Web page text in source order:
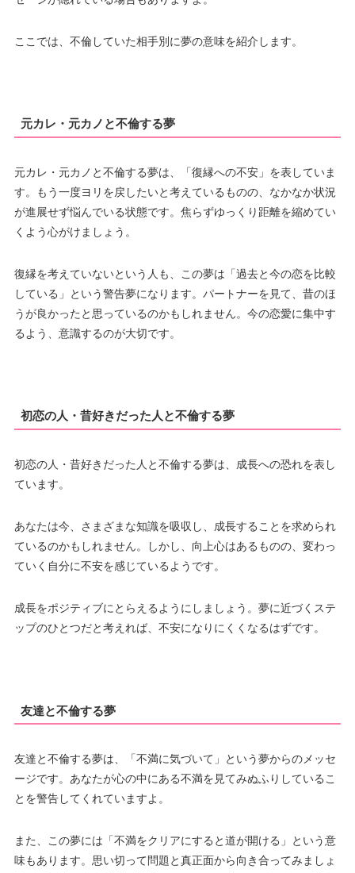
ここでは、不倫していた相手別に夢の意味を紹介します。
元カレ・元カノと不倫する夢
元カレ・元カノと不倫する夢は、「復縁への不安」を表していま
す。もう一度ヨリを戻したいと考えているものの、なかなか状況
が進展せず悩んでいる状態です。焦らずゆっくり距離を縮めてい
くよう心がけましょう。
復縁を考えていないという人も、この夢は「過去と今の恋を比較
している」という警告夢になります。パートナーを見て、昔のほ
うが良かったと思っているのかもしれません。今の恋愛に集中す
るよう、意識するのが大切です。
初恋の人・昔好きだった人と不倫する夢
初恋の人・昔好きだった人と不倫する夢は、成長への恐れを表し
ています。
あなたは今、さまざまな知識を吸収し、成長することを求められ
ているのかもしれません。しかし、向上心はあるものの、変わっ
ていく自分に不安を感じているようです。
成長をポジティブにとらえるようにしましょう。夢に近づくステ
ップのひとつだと考えれば、不安になりにくくなるはずです。
友達と不倫する夢
友達と不倫する夢は、「不満に気づいて」という夢からのメッセ
ージです。あなたが心の中にある不満を見てみぬふりしているこ
とを警告してくれていますよ。
また、この夢には「不満をクリアにすると道が開ける」という意
味もあります。思い切って問題と真正面から向き合ってみましょ